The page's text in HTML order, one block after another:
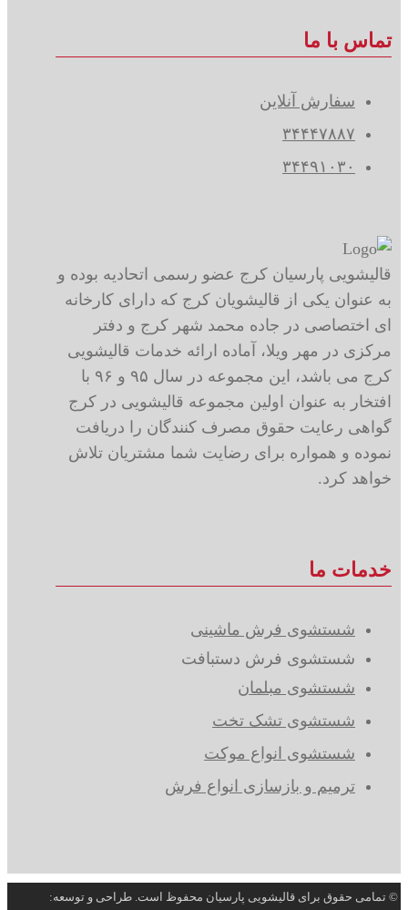
تماس با ما
سفارش آنلاین
۳۴۴۴۷۸۸۷
۳۴۴۹۱۰۳۰
قالیشویی پارسیان کرج عضو رسمی اتحادیه بوده و
به عنوان یکی از قالیشویان کرج که دارای کارخانه
ای اختصاصی در جاده محمد شهر کرج و دفتر
مرکزی در مهر ویلا، آماده ارائه خدمات قالیشویی
کرج می باشد، این مجموعه در سال ۹۵ و ۹۶ با
افتخار به عنوان اولین مجموعه قالیشویی در کرج
گواهی رعایت حقوق مصرف کنندگان را دریافت
نموده و همواره برای رضایت شما مشتریان تلاش
خواهد کرد.
خدمات ما
شستشوی فرش ماشینی
شستشوی فرش دستبافت
شستشوی مبلمان
شستشوی تشک تخت
شستشوی انواع موکت
ترمیم و بازسازی انواع فرش
© تمامی حقوق برای قالیشویی پارسیان محفوظ است. طراحی و توسعه: